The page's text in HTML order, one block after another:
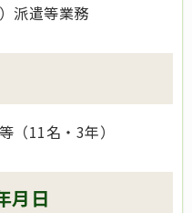
派遣等業務
（11名・3年）
月日